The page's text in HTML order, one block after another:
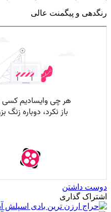
رنگدهی و پیگمنت عالی
دوست داشتن
اشتراک گذاری